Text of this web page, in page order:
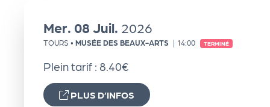
Mer. 08 Juil. 2026
TOURS • MUSÉE DES BEAUX-ARTS | 14:00 TERMINÉ
Plein tarif : 8.40€
PLUS D’INFOS
a
g